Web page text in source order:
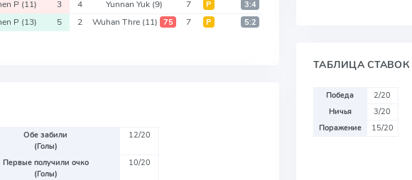
P (11) 3 4 Yunnan Yuk (9) 7 Р 3:4
P (13) 5 2 Wuhan Thre (11) 75 7 Р 5:2
Обе забили
(Голы)
12/20
Первые получили очко
(Голы)
10/20
ТАБЛИЦА СТАВОК
Победа
2/20
Ничья
3/20
Поражение
15/20